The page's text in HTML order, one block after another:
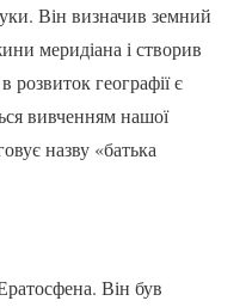
Він визначив земний
меридіана і створив
розвиток географії є
вивченням нашої
назву «батька
Він був